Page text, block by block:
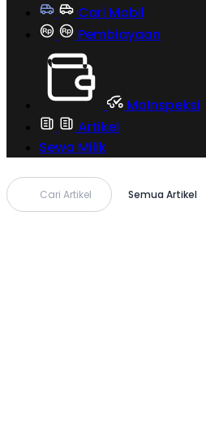
Cari Mobil
Pembiayaan
MoInspeksi
Artikel
Sewa Milik
Cari Artikel Semua Artikel